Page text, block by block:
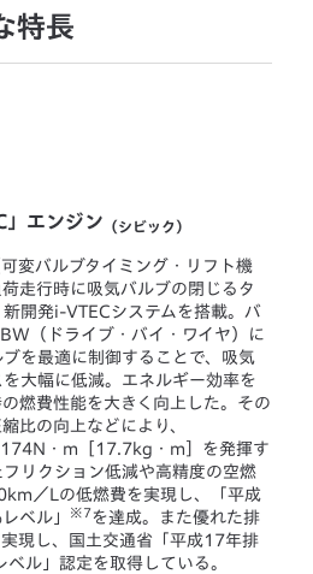
特長
エンジン （シビック）
変バルブタイミング・リフト機
走行時に吸気バルブの閉じるタ
開発i-VTECシステムを搭載。バ
（ドライブ・バイ・ワイヤ）に
を最適に制御することで、吸気
大幅に低減。エネルギー効率を
燃費性能を大きく向上した。その
比の向上などにより、
・m［17.7kg・m］を発揮す
リクション低減や高精度の空燃
／Lの低燃費を実現し、「平成
ベル」
※7 を達成。また優れた排
現し、国土交通省「平成17年排
ル」認定を取得している。